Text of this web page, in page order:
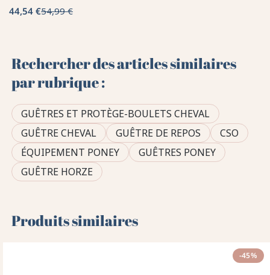
44,54 €54,99 €
Rechercher des articles similaires
par rubrique :
GUÊTRES ET PROTÈGE-BOULETS CHEVAL
GUÊTRE CHEVAL
GUÊTRE DE REPOS
CSO
ÉQUIPEMENT PONEY
GUÊTRES PONEY
GUÊTRE HORZE
Produits similaires
-45%